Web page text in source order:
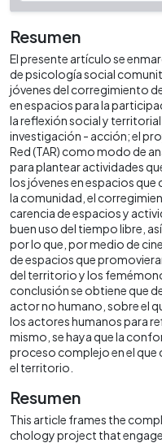
Resumen
El presente artículo se
de psicología social
jóvenes del corregimiento
en espacios para la
la reflexión social y
investigación - acción; el
Red (TAR) como modo de
para plantear actividades
los jóvenes en espacios
la comunidad, el
carencia de espacios y
buen uso del tiempo libre,
por lo que, por medio de
de espacios que
del territorio y los
conclusión se obtiene que
actor no humano, sobre el
los actores humanos para
mismo, se haya que la
proceso complejo en el que
el territorio.
Resumen
This article frames the
chology project that